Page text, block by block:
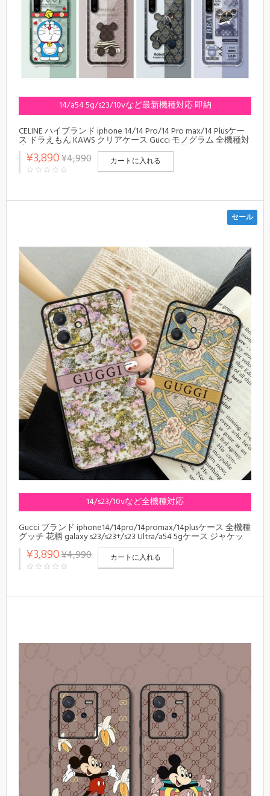
14/a54 5g/s23/10vなど最新機種対応 即納
CELINE ハイブランド iphone 14/14 Pro/14 Pro max/14 Plusケー
ス ドラえもん KAWS クリアケース Gucci モノグラム 全機種対
応 Galaxy A54 5G/S23/S23+/S23 ultraケース 熊 be@rbrick ハロ
ーキティ柄 xperia 5 iv ace iv 10 v 1 vカバー 大人気 メンズ レデ
ィース
¥3,890¥4,990 カートに入れる
セール
14/s23/10vなど全機種対応
Gucci ブランド iphone14/14pro/14promax/14plusケース 全機種
グッチ 花柄 galaxy s23/s23+/s23 Ultra/a54 5gケース ジャケッ
ト型 xperia 5 iv/1 v/10 v/ace ivカバー メンズ レディース
¥3,890¥4,990 カートに入れる